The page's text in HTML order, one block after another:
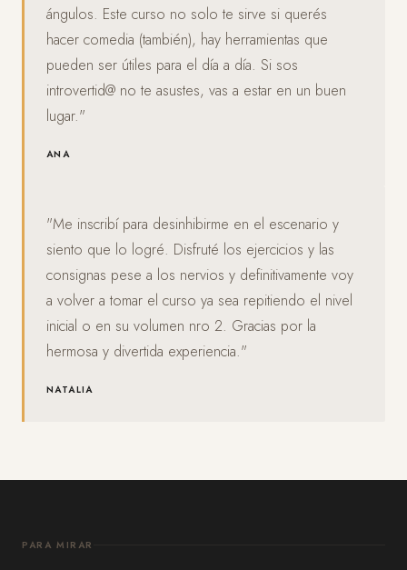
ángulos. Este curso no solo te sirve si querés
hacer comedia (también), hay herramientas que
pueden ser útiles para el día a día. Si sos
introvertid@ no te asustes, vas a estar en un buen
lugar."
ANA
"Me inscribí para desinhibirme en el escenario y
siento que lo logré. Disfruté los ejercicios y las
consignas pese a los nervios y definitivamente voy
a volver a tomar el curso ya sea repitiendo el nivel
inicial o en su volumen nro 2. Gracias por la
hermosa y divertida experiencia."
NATALIA
PARA MIRAR